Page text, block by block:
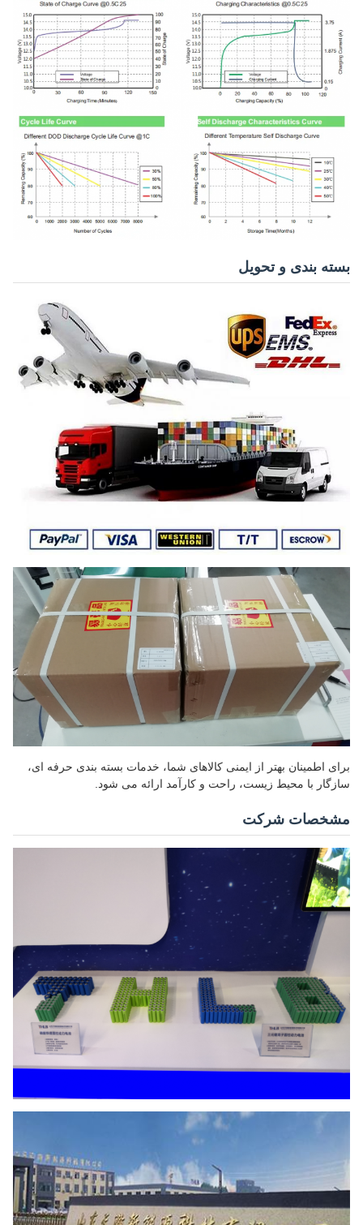
بسته بندی و تحویل
برای اطمینان بهتر از ایمنی کالاهای شما، خدمات بسته بندی حرفه ای،
سازگار با محیط زیست، راحت و کارآمد ارائه می شود.
مشخصات شرکت